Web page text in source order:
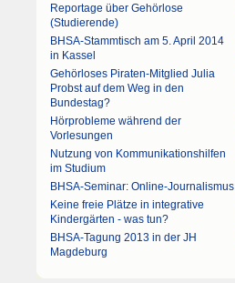
Reportage über Gehörlose
(Studierende)
BHSA-Stammtisch am 5. April 2014
in Kassel
Gehörloses Piraten-Mitglied Julia
Probst auf dem Weg in den
Bundestag?
Hörprobleme während der
Vorlesungen
Nutzung von Kommunikationshilfen
im Studium
BHSA-Seminar: Online-Journalismus
Keine freie Plätze in integrative
Kindergärten - was tun?
BHSA-Tagung 2013 in der JH
Magdeburg